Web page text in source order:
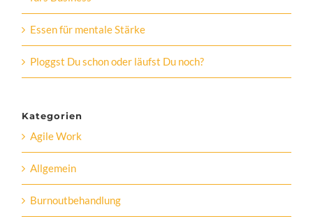
Essen für mentale Stärke
Ploggst Du schon oder läufst Du noch?
Kategorien
Agile Work
Allgemein
Burnoutbehandlung